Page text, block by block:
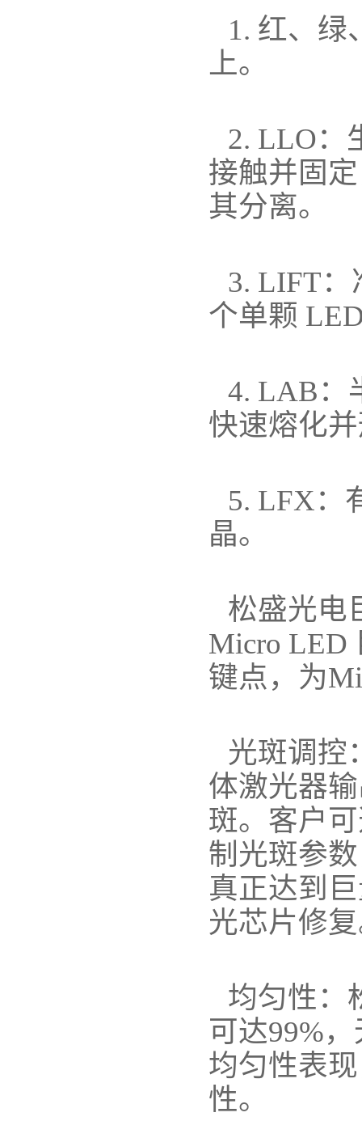
1. 红、绿
上。
2. LLO：
接触并固
其分离。
3. LIFT：
个单颗
4. LAB：
快速熔化
5. LFX：
晶。
松盛光电
Micro LED
键点，为
光斑调控
体激光器
斑。客户
制光斑参
真正达到
光芯片修
均匀性：
可达99%
均匀性表
性。